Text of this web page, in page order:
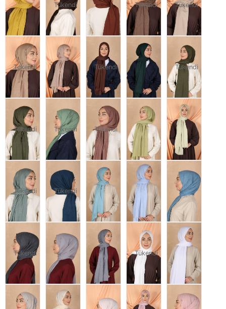
Tükendi Tükendi Tükendi
Tükendi Tükendi Tükendi
Tükendi Tükendi Tükendi
Tükendi Tükendi
Tükendi Tükendi